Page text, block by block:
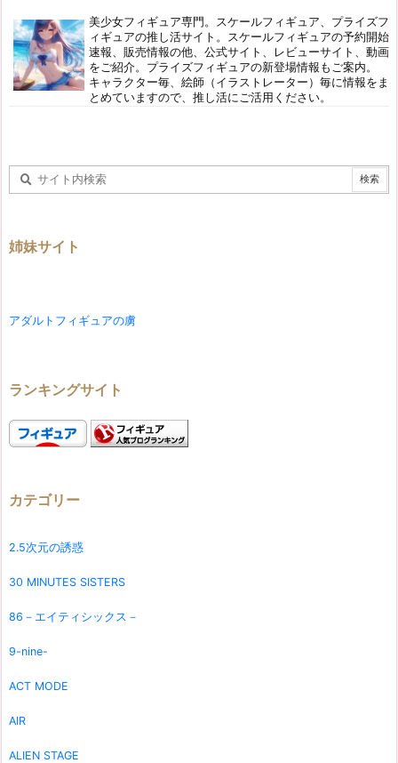
美少女フィギュア専門。スケールフィギュア、プライズフ
ィギュアの推し活サイト。スケールフィギュアの予約開始
速報、販売情報の他、公式サイト、レビューサイト、動画
をご紹介。プライズフィギュアの新登場情報もご案内。
キャラクター毎、絵師（イラストレーター）毎に情報をま
とめていますので、推し活にご活用ください。
姉妹サイト
アダルトフィギュアの虜
ランキングサイト
カテゴリー
2.5次元の誘惑
30 MINUTES SISTERS
86－エイティシックス－
9-nine-
ACT MODE
AIR
ALIEN STAGE